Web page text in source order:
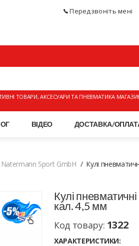
Передзвоніть мені
ТОВАРИ, АКСЕСУАРИ ТА ПНЕВМАТИКА
ВІДЕО ДОСТАВКА/
Natermann Sport GmbH Кулі
Кулі
кал. 4,5 мм
Код товару: 1322
ХАРАКТЕРИСТИКИ: